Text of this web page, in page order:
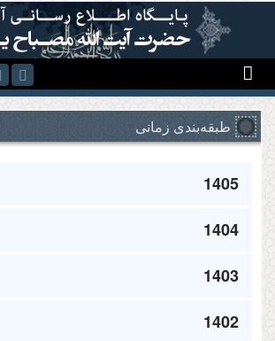
رفتن به محتوای اصلی
طبقه‌بندی زمانی
1405
1404
1403
1402